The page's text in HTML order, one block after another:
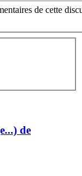
de cette
de